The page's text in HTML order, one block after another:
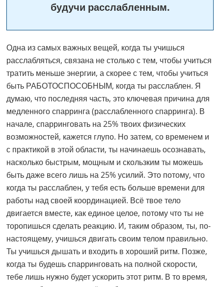
будучи расслабленным.
Одна из самых важных вещей, когда ты учишься
расслабляться, связана не столько с тем, чтобы учиться
тратить меньше энергии, а скорее с тем, чтобы учиться
быть РАБОТОСПОСОБНЫМ, когда ты расслаблен. Я
думаю, что последняя часть, это ключевая причина для
медленного спарринга (расслабленного спарринга). В
начале, спарринговать на 25% твоих физических
возможностей, кажется глупо. Но затем, со временем и
с практикой в этой области, ты начинаешь осознавать,
насколько быстрым, мощным и скользким ты можешь
быть даже всего лишь на 25% усилий. Это потому, что
когда ты расслаблен, у тебя есть больше времени для
работы над своей координацией. Всё твое тело
двигается вместе, как единое целое, потому что ты не
торопишься сделать реакцию. И, таким образом, ты, по-
настоящему, учишься двигать своим телом правильно.
Ты учишься дышать и входить в хороший ритм. Позже,
когда ты будешь спарринговать на полной скорости,
тебе лишь нужно будет ускорить этот ритм. В то время,